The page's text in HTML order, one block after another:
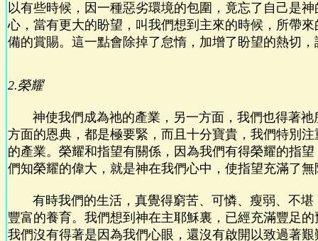
以有些時候，因一種惡劣環境的包圍，竟忘了自己是
心，當有更大的盼望，叫我們想到主來的時候，所帶
備的賞賜。這一點會除掉了怠惰，加增了盼望的熱切
2.榮耀
神使我們成為祂的產業，另一方面，我們也得著祂
方面的恩典，都是極要緊，而且十分寶貴，我們特別
的產業。榮耀和指望有關係，因為我們有得榮耀的指
們知榮耀的偉大，就是神在我們心中，使指望充滿了
有時我們的生活，真覺得窮苦、可憐、瘦弱、不堪
豐富的養育。我們想到神在主耶穌裏，已經充滿豐足
我們沒有得著是因為我們心眼，還沒有啟開以致過著